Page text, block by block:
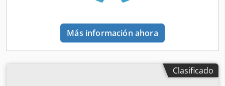
vacío de 90 m³/h • Sistema de vacío auxiliar • Soplador •
Inversor • Aire acondicionado para armario eléctrico •
Control y software: • Control numérico basado en PC •
de programación avanzado BIESSEWORKS • RVA SLOT 1
(equipo adicional) • Seguridad: • Dispositivos de seguridad
Más información ahora
Clasificado